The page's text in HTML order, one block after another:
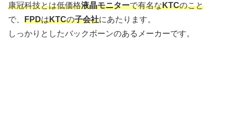
康冠科技とは低価格液晶モニターで有名なKTCのこと
で、 FPDはKTCの子会社にあたります。
しっかりとしたバックボーンのあるメーカーです。